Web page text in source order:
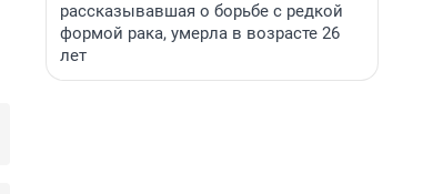
рассказывавшая о борьбе с редкой
формой рака, умерла в возрасте 26
лет